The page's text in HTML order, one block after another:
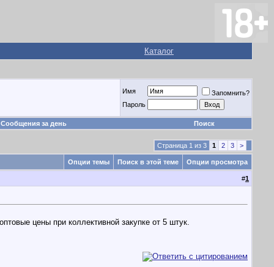
Каталог
Имя
Запомнить?
Пароль
Сообщения за день Поиск
Страница 1 из 3 1 2 3 >
Опции темы Поиск в этой теме Опции просмотра
#1
цены при коллективной закупке от 5 штук.